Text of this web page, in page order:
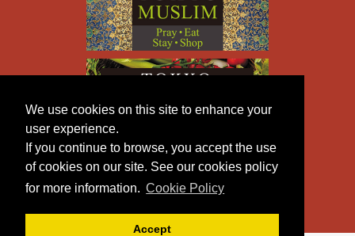
We use cookies on this site to enhance your
user experience.
If you continue to browse, you accept the use
of cookies on our site. See our cookies policy
for more information. Cookie Policy
Accept